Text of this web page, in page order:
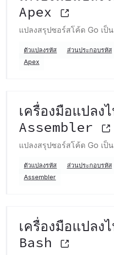
Apex
แปลงสรุปซอร์สโค้ด Go เป็
ตัวแปลงรหัส ส่วนประกอบรหัส
Apex
เครื่องมือแปล
Assembler
แปลงสรุปซอร์สโค้ด Go เป็
ตัวแปลงรหัส ส่วนประกอบรหัส
Assembler
เครื่องมือแปล
Bash